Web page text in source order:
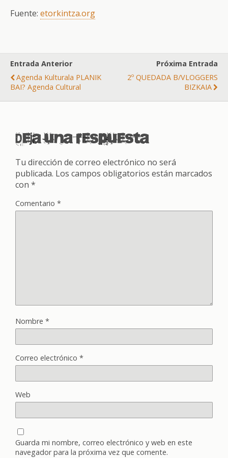
Fuente: etorkintza.org
Entrada Anterior
Agenda Kulturala PLANIK
BAI? Agenda Cultural
Próxima Entrada
2º QUEDADA B/VLOGGERS
BIZKAIA
Deja una respuesta
Tu dirección de correo electrónico no será
publicada. Los campos obligatorios están marcados
con *
Comentario *
Nombre *
Correo electrónico *
Web
Guarda mi nombre, correo electrónico y web en este
navegador para la próxima vez que comente.